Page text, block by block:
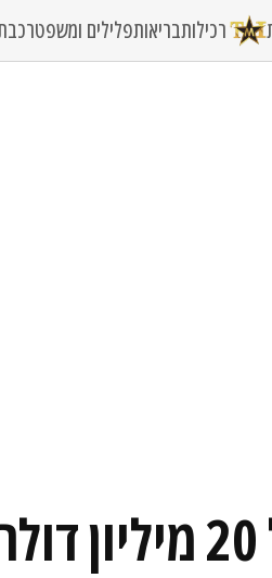
רכילותבריאותפלילים ומשפטרכב
לא להאמין: כך גירושים של 20 מיליון